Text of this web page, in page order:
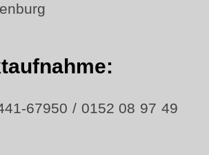
67950 / 0152 08 97 49